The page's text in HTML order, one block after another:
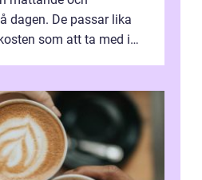
dagen. De passar lika
som att ta med i